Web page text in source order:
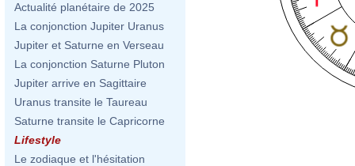
Actualité planétaire de 2025
La conjonction Jupiter Uranus
Jupiter et Saturne en Verseau
La conjonction Saturne Pluton
Jupiter arrive en Sagittaire
Uranus transite le Taureau
Saturne transite le Capricorne
Lifestyle
Le zodiaque et l'hésitation